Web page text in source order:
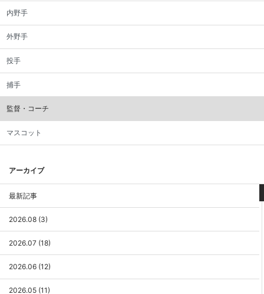
内野手
外野手
投手
捕手
監督・コーチ
マスコット
アーカイブ
最新記事
2026.08 (3)
2026.07 (18)
2026.06 (12)
2026.05 (11)